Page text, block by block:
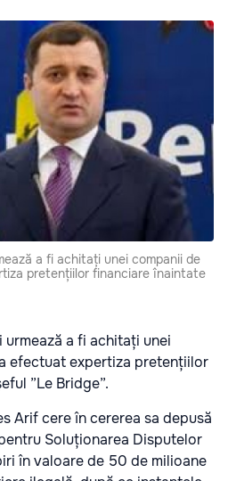
a fi achitați unei companii de
pretențiilor financiare înaintate
a fi achitați unei
efectuat expertiza pretențiilor
”Le Bridge”.
Arif cere în cererea sa depusă
Soluționarea Disputelor
în valoare de 50 de milioane